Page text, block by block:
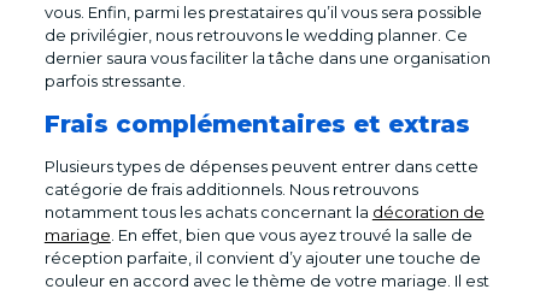
vous. Enfin, parmi les prestataires qu’il vous sera possible
de privilégier, nous retrouvons le wedding planner. Ce
dernier saura vous faciliter la tâche dans une organisation
parfois stressante.
Frais complémentaires et extras
Plusieurs types de dépenses peuvent entrer dans cette
catégorie de frais additionnels. Nous retrouvons
notamment tous les achats concernant la décoration de
mariage . En effet, bien que vous ayez trouvé la salle de
réception parfaite, il convient d’y ajouter une touche de
couleur en accord avec le thème de votre mariage. Il est